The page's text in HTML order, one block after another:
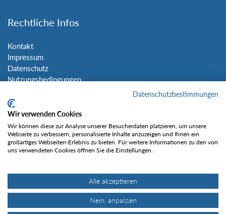
Rechtliche Infos
Kontakt
Impressum
Datenschutz
Nutzungsbedingungen
Social Media
Gefällt mir
Datenschutzbestimmungen
Wir verwenden Cookies
Wir können diese zur Analyse unserer Besucherdaten platzieren, um unsere
Webseite zu verbessern, personalisierte Inhalte anzuzeigen und Ihnen ein
großartiges Webseiten-Erlebnis zu bieten. Für weitere Informationen zu den von
uns verwendeten Cookies öffnen Sie die Einstellungen.
Alle akzeptieren
Nein, anpassen